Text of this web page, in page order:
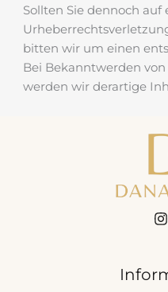
Sollten Sie dennoch auf
bitten wir um einen
Bei Bekanntwerden
werden wir derartige